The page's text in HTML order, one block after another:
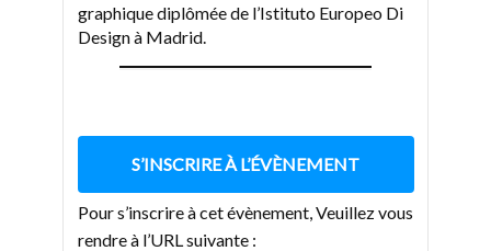
graphique diplômée de l’Istituto Europeo Di
Design à Madrid.
S’INSCRIRE À L’ÉVÈNEMENT
Pour s’inscrire à cet évènement, Veuillez vous
rendre à l’URL suivante :